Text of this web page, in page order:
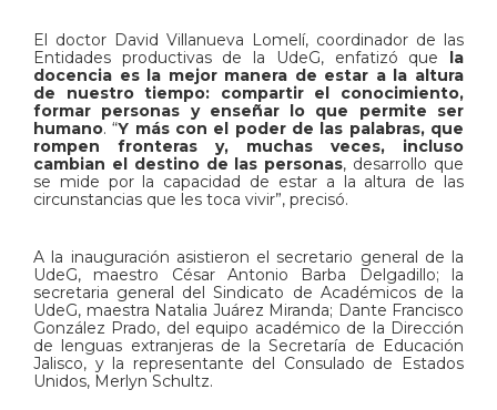
El doctor David Villanueva Lomelí, coordinador de las
Entidades productivas de la UdeG, enfatizó que la
docencia es la mejor manera de estar a la altura
de nuestro tiempo: compartir el conocimiento,
formar personas y enseñar lo que permite ser
humano. “Y más con el poder de las palabras, que
rompen fronteras y, muchas veces, incluso
cambian el destino de las personas, desarrollo que
se mide por la capacidad de estar a la altura de las
circunstancias que les toca vivir”, precisó.
A la inauguración asistieron el secretario general de la
UdeG, maestro César Antonio Barba Delgadillo; la
secretaria general del Sindicato de Académicos de la
UdeG, maestra Natalia Juárez Miranda; Dante Francisco
González Prado, del equipo académico de la Dirección
de lenguas extranjeras de la Secretaría de Educación
Jalisco, y la representante del Consulado de Estados
Unidos, Merlyn Schultz.